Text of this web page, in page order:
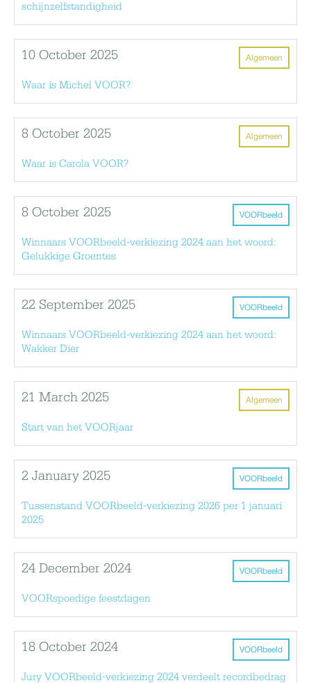
schijnzelfstandigheid
Algemeen
10 October 2025
Waar is Michel VOOR?
Algemeen
8 October 2025
Waar is Carola VOOR?
VOORbeeld
8 October 2025
Winnaars VOORbeeld-verkiezing 2024 aan het woord:
Gelukkige Groentes
VOORbeeld
22 September 2025
Winnaars VOORbeeld-verkiezing 2024 aan het woord:
Wakker Dier
Algemeen
21 March 2025
Start van het VOORjaar
VOORbeeld
2 January 2025
Tussenstand VOORbeeld-verkiezing 2026 per 1 januari
2025
VOORbeeld
24 December 2024
VOORspoedige feestdagen
VOORbeeld
18 October 2024
Jury VOORbeeld-verkiezing 2024 verdeelt recordbedrag